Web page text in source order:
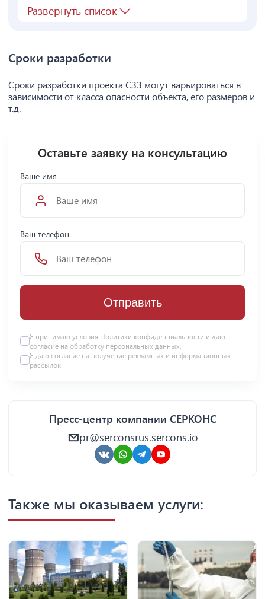
Развернуть список
Сроки разработки
Сроки разработки проекта СЗЗ могут варьироваться в
зависимости от класса опасности объекта, его размеров и
т.д.
Оставьте заявку на консультацию
Ваше имя
Ваш телефон
Отправить
Я принимаю условия Политики конфиденциальности и даю
согласие на обработку персональных данных.
Я даю согласие на получение рекламных и информационных
рассылок.
Пресс-центр компании СЕРКОНС
pr@serconsrus.sercons.io
Также мы оказываем услуги: